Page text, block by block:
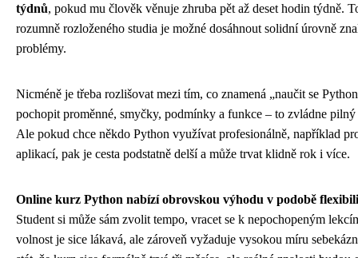
týdnů, pokud mu člověk věnuje zhruba pět až deset hodin týdně.
rozumně rozloženého studia je možné dosáhnout solidní úrovně
problémy.
Nicméně je třeba rozlišovat mezi tím, co znamená „naučit se
pochopit proměnné, smyčky, podmínky a funkce – to zvládne
Ale pokud chce někdo Python využívat profesionálně, například
aplikací, pak je cesta podstatně delší a může trvat klidně rok i více.
Online kurz Python nabízí obrovskou výhodu v podobě
Student si může sám zvolit tempo, vracet se k nepochopeným
volnost je sice lákavá, ale zároveň vyžaduje vysokou míru